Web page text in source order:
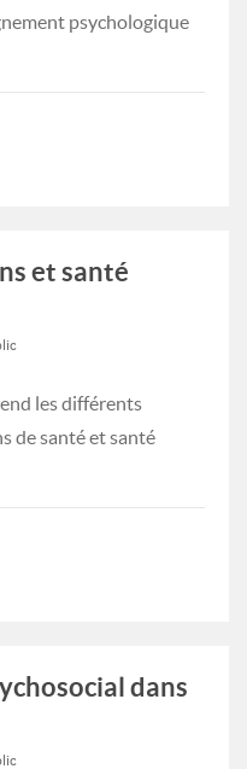
psychologique
et santé
les différents
de santé et santé
dans